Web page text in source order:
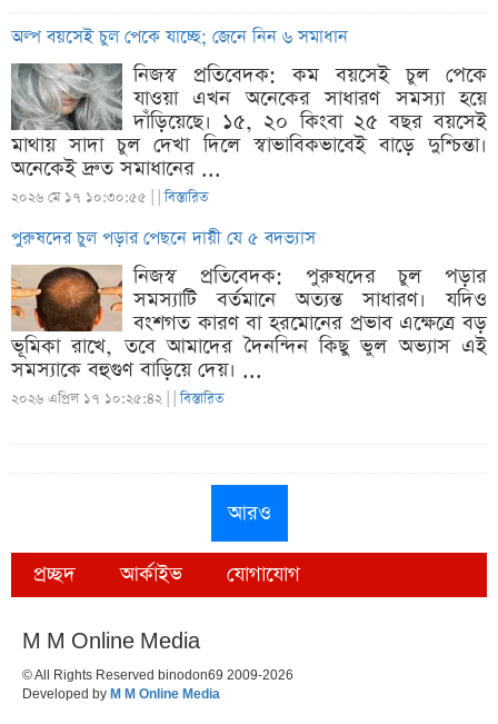
অল্প বয়সেই চুল পেকে যাচ্ছে; জেনে নিন ৬ সমাধান
নিজস্ব প্রতিবেদক: কম বয়সেই চুল পেকে
যাওয়া এখন অনেকের সাধারণ সমস্যা হয়ে
দাঁড়িয়েছে। ১৫, ২০ কিংবা ২৫ বছর বয়সেই
মাথায় সাদা চুল দেখা দিলে স্বাভাবিকভাবেই বাড়ে দুশ্চিন্তা।
অনেকেই দ্রুত সমাধানের ...
২০২৬ মে ১৭ ১০:৩০:৫৫ | |বিস্তারিত
পুরুষদের চুল পড়ার পেছনে দায়ী যে ৫ বদভ্যাস
নিজস্ব প্রতিবেদক: পুরুষদের চুল পড়ার
সমস্যাটি বর্তমানে অত্যন্ত সাধারণ। যদিও
বংশগত কারণ বা হরমোনের প্রভাব এক্ষেত্রে বড়
ভূমিকা রাখে, তবে আমাদের দৈনন্দিন কিছু ভুল অভ্যাস এই
সমস্যাকে বহুগুণ বাড়িয়ে দেয়। ...
২০২৬ এপ্রিল ১৭ ১০:২৫:৪২ | |বিস্তারিত
আরও
প্রচ্ছদ আর্কাইভ যোগাযোগ
M M Online Media
© All Rights Reserved binodon69 2009-2026
Developed by M M Online Media